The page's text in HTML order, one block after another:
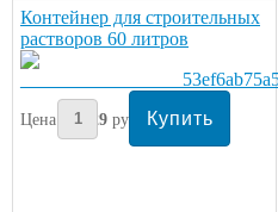
Контейнер для строительных
растворов 60 литров
Цена: 329руб/шт.